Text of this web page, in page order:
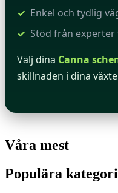
Enkel och tydlig
Stöd från
Välj dina Canna
skillnaden i dina
Våra mest
Populära